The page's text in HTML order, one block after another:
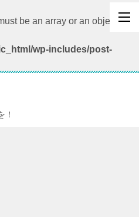
be an array or an object that
wp-includes/post-
！